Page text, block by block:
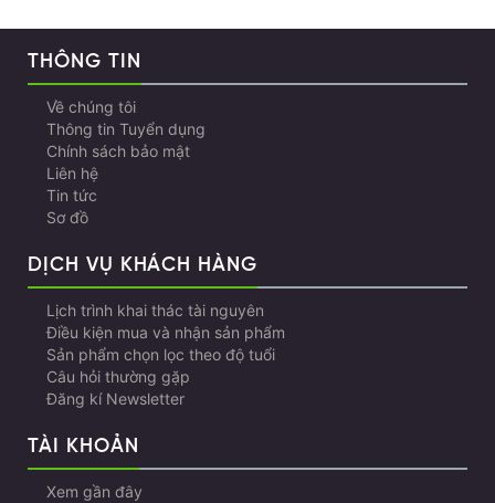
THÔNG TIN
Về chúng tôi
Thông tin Tuyển dụng
Chính sách bảo mật
Liên hệ
Tin tức
Sơ đồ
DỊCH VỤ KHÁCH HÀNG
Lịch trình khai thác tài nguyên
Điều kiện mua và nhận sản phẩm
Sản phẩm chọn lọc theo độ tuổi
Câu hỏi thường gặp
Đăng kí Newsletter
TÀI KHOẢN
Xem gần đây